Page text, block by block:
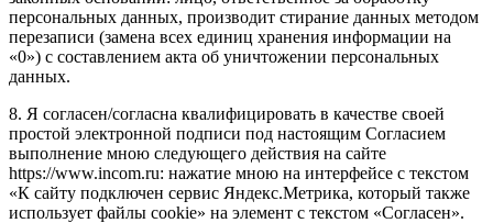
персональных данных, производит стирание данных методом
перезаписи (замена всех единиц хранения информации на
«0») с составлением акта об уничтожении персональных
данных.
8. Я согласен/согласна квалифицировать в качестве своей
простой электронной подписи под настоящим Согласием
выполнение мною следующего действия на сайте
https://www.incom.ru: нажатие мною на интерфейсе с текстом
«К сайту подключен сервис Яндекс.Метрика, который также
использует файлы cookie» на элемент с текстом «Согласен».